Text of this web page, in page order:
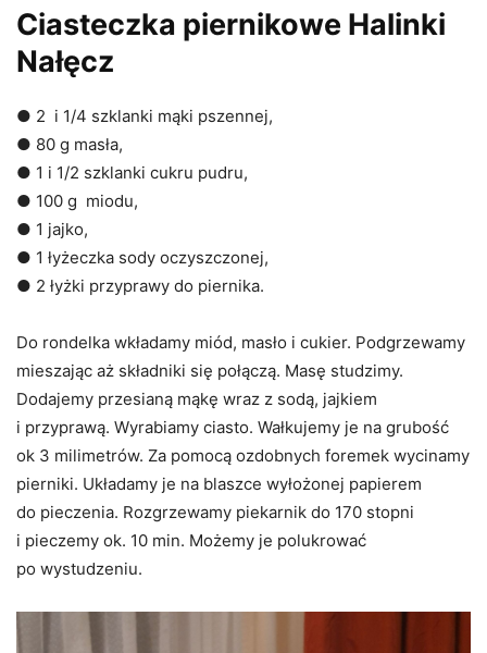
Ciasteczka piernikowe Halinki
Nałęcz
● 2 i 1/4 szklanki mąki pszennej,
● 80 g masła,
● 1 i 1/2 szklanki cukru pudru,
● 100 g miodu,
● 1 jajko,
● 1 łyżeczka sody oczyszczonej,
● 2 łyżki przyprawy do piernika.
Do rondelka wkładamy miód, masło i cukier. Podgrzewamy
mieszając aż składniki się połączą. Masę studzimy.
Dodajemy przesianą mąkę wraz z sodą, jajkiem
i przyprawą. Wyrabiamy ciasto. Wałkujemy je na grubość
ok 3 milimetrów. Za pomocą ozdobnych foremek wycinamy
pierniki. Układamy je na blaszce wyłożonej papierem
do pieczenia. Rozgrzewamy piekarnik do 170 stopni
i pieczemy ok. 10 min. Możemy je polukrować
po wystudzeniu.